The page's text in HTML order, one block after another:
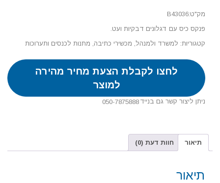
מק"ט:B43036
פנקס כיס עם דגלונים דבקיות ועט.
ניתן ליצור קשר גם בנייד
קטגוריות: למשרד ולמנהל, מכשירי כתיבה, מתנות לכנסים ותערוכות
לחצו לקבלת הצעת מחיר מהירה
למוצר
050-7875888
תיאור חוות דעת (0)
תיאור